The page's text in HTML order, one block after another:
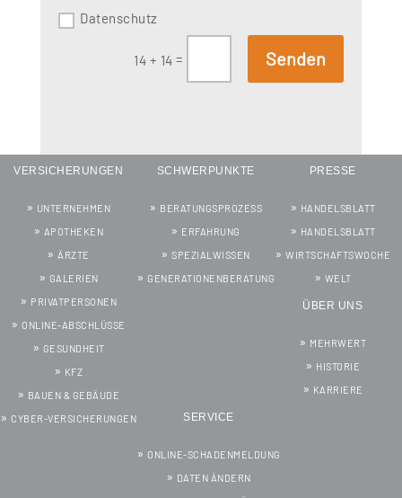
Datenschutz
14 + 14 = Senden
VERSICHERUNGEN
UNTERNEHMEN
APOTHEKEN
ÄRZTE
GALERIEN
PRIVATPERSONEN
ONLINE-ABSCHLÜSSE
GESUNDHEIT
KFZ
BAUEN & GEBÄUDE
CYBER-VERSICHERUNGEN
SCHWERPUNKTE
BERATUNGSPROZESS
ERFAHRUNG
SPEZIALWISSEN
GENERATIONENBERATUNG
PRESSE
HANDELSBLATT
HANDELSBLATT
WIRTSCHAFTSWOCHE
WELT
ÜBER UNS
MEHRWERT
HISTORIE
KARRIERE
SERVICE
ONLINE-SCHADENMELDUNG
DATEN ÄNDERN